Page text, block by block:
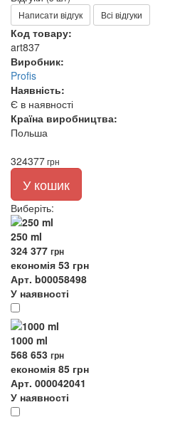
Написати відгук
Всі відгуки
Код товару:
art837
Виробник:
Profis
Наявність:
Є в наявності
Країна виробництва:
Польша
324377грн
У кошик
Виберіть:
250 ml
324 377 грн
економія 53 грн
Арт. b00058498
У наявності
1000 ml
568 653 грн
економія 85 грн
Арт. 000042041
У наявності